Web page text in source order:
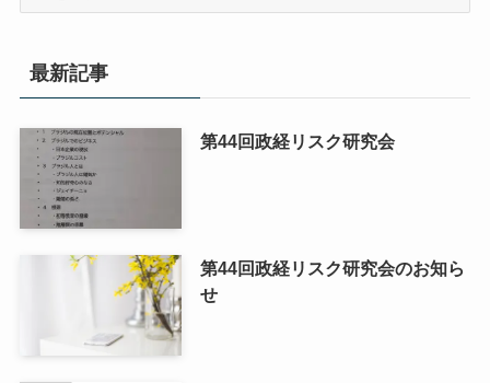
イ
最新記事
第44回政経リスク研究会
第44回政経リスク研究会のお知ら
せ